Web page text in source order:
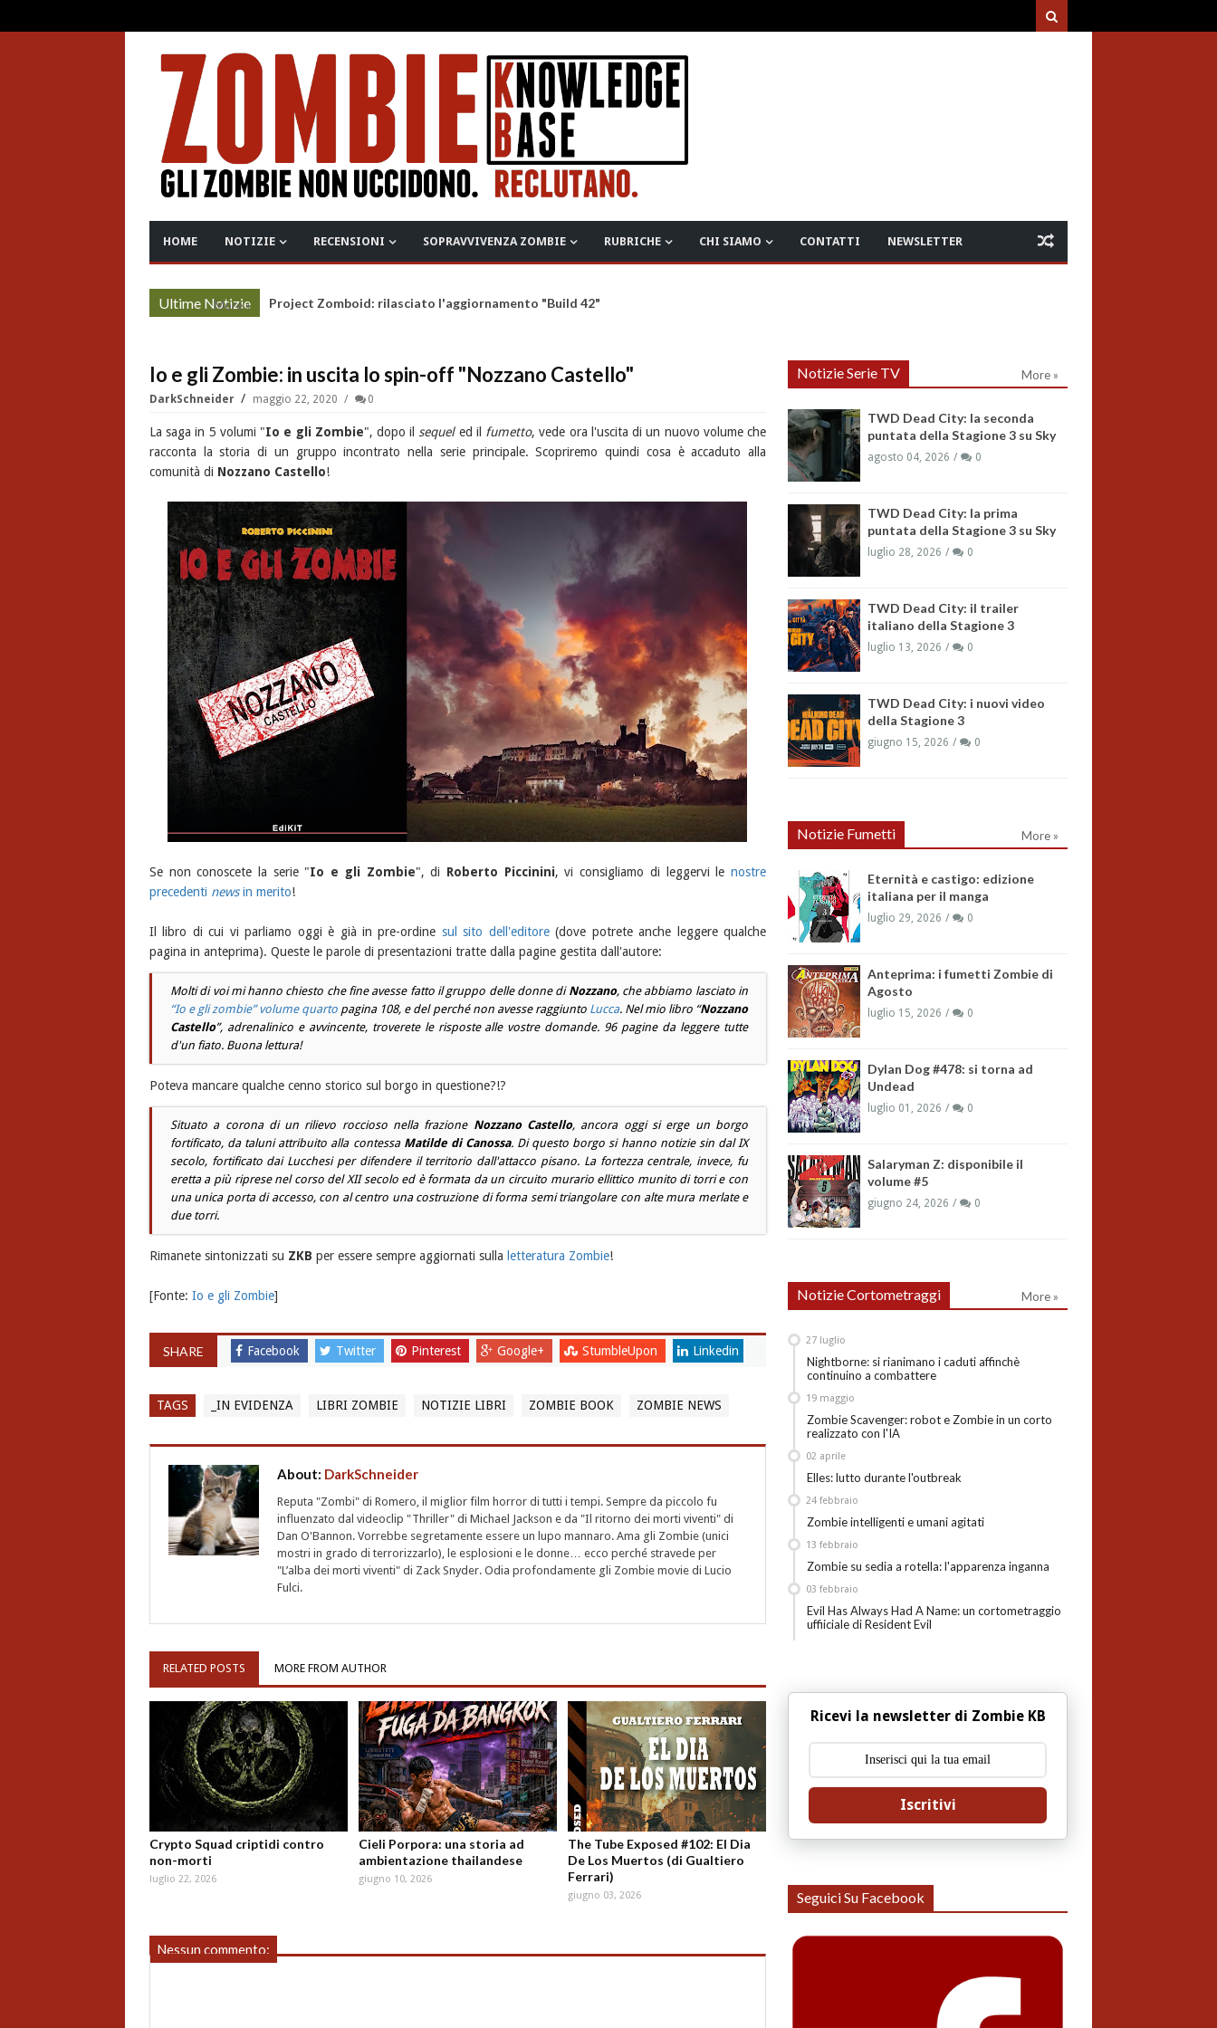
HOME NOTIZIE RECENSIONI SOPRAVVIVENZA ZOMBIE RUBRICHE CHI SIAMO CONTATTI NEWSLETTER
Ultime Notizie
More » Project Zomboid: rilasciato l'aggiornamento "Build 42"
Io e gli Zombie: in uscita lo spin-off "Nozzano Castello"
DarkSchneider maggio 22, 2020 0
La saga in 5 volumi "Io e gli Zombie", dopo il sequeled il fumetto, vede ora l'uscita di un nuovo volume che
racconta la storia di un gruppo incontrato nella serie principale. Scopriremo quindi cosa è accaduto alla
comunità di Nozzano Castello!
Se non conoscete la serie "Io e gli Zombie", di Roberto Piccinini, vi consigliamo di leggervi lenostre
precedenti newsin merito!
Il libro di cui vi parliamo oggi è già in pre-ordine sul sito dell'editore(dove potrete anche leggere qualche
pagina in anteprima). Queste le parole di presentazioni tratte dalla pagine gestita dall'autore:
Molti di voi mi hanno chiesto che fine avesse fatto il gruppo delle donne di Nozzano, che abbiamo lasciato in
“Io e gli zombie” volume quarto pagina 108, e del perché non avesse raggiunto Lucca. Nel mio libro “Nozzano
Castello”, adrenalinico e avvincente, troverete le risposte alle vostre domande. 96 pagine da leggere tutte
d'un fiato. Buona lettura!
Poteva mancare qualche cenno storico sul borgo in questione?!?
Situato a corona di un rilievo roccioso nella frazione Nozzano Castello, ancora oggi si erge un borgo
fortificato, da taluni attribuito alla contessa Matilde di Canossa. Di questo borgo si hanno notizie sin dal IX
secolo, fortificato dai Lucchesi per difendere il territorio dall'attacco pisano. La fortezza centrale, invece, fu
eretta a più riprese nel corso del XII secolo ed è formata da un circuito murario ellittico munito di torri e con
una unica porta di accesso, con al centro una costruzione di forma semi triangolare con alte mura merlate e
due torri.
Rimanete sintonizzati su ZKB per essere sempre aggiornati sulla letteratura Zombie!
[Fonte: Io e gli Zombie]
SHARE Facebook Twitter Pinterest Google+ StumbleUpon Linkedin
TAGS _IN EVIDENZA LIBRI ZOMBIE NOTIZIE LIBRI ZOMBIE BOOK ZOMBIE NEWS
About: DarkSchneider
Reputa "Zombi" di Romero, il miglior film horror di tutti i tempi. Sempre da piccolo fu
influenzato dal videoclip "Thriller" di Michael Jackson e da "Il ritorno dei morti viventi" di
Dan O'Bannon. Vorrebbe segretamente essere un lupo mannaro. Ama gli Zombie (unici
mostri in grado di terrorizzarlo), le esplosioni e le donne… ecco perché stravede per
"L’alba dei morti viventi" di Zack Snyder. Odia profondamente gli Zombie movie di Lucio
Fulci.
RELATED POSTS MORE FROM AUTHOR
Crypto Squad criptidi contro
non-morti
luglio 22, 2026
Cieli Porpora: una storia ad
ambientazione thailandese
giugno 10, 2026
The Tube Exposed #102: El Dia
De Los Muertos (di Gualtiero
Ferrari)
giugno 03, 2026
Nessun commento:
Notizie Serie TV More »
TWD Dead City: la seconda
puntata della Stagione 3 su Sky
agosto 04, 2026 0
TWD Dead City: la prima
puntata della Stagione 3 su Sky
luglio 28, 2026 0
TWD Dead City: il trailer
italiano della Stagione 3
luglio 13, 2026 0
TWD Dead City: i nuovi video
della Stagione 3
giugno 15, 2026 0
Notizie Fumetti More »
Eternità e castigo: edizione
italiana per il manga
luglio 29, 2026 0
Anteprima: i fumetti Zombie di
Agosto
luglio 15, 2026 0
Dylan Dog #478: si torna ad
Undead
luglio 01, 2026 0
Salaryman Z: disponibile il
volume #5
giugno 24, 2026 0
Notizie Cortometraggi More »
Nightborne: si rianimano i caduti affinchè
continuino a combattere
27 luglio
Zombie Scavenger: robot e Zombie in un corto
realizzato con l'IA
19 maggio
Elles: lutto durante l'outbreak
02 aprile
Zombie intelligenti e umani agitati
24 febbraio
Zombie su sedia a rotella: l'apparenza inganna
13 febbraio
Evil Has Always Had A Name: un cortometraggio
uffiiciale di Resident Evil
03 febbraio
Ricevi la newsletter di Zombie KB
Iscritivi
Seguici Su Facebook